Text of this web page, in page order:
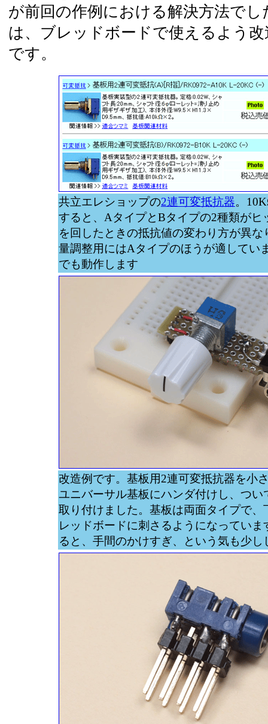
が前回の作例における解決方法で
は、ブレッドボードで使えるよう
です。
共立エレショップの2連可変抵抗器。
すると、AタイプとBタイプの2種類がヒ
を回したときの抵抗値の変わり方が異な
量調整用にはAタイプのほうが適してい
でも動作します
改造例です。基板用2連可変抵抗器を小
ユニバーサル基板にハンダ付けし、つい
取り付けました。基板は両面タイプで、
レッドボードに刺さるようになっていま
ると、手間のかけすぎ、という気も少し